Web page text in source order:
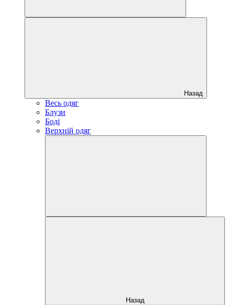
Назад
Весь одяг
Блузи
Боді
Верхній одяг
Назад